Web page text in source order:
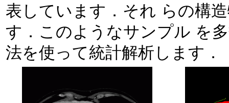
す．このようなサンプル を多数収集し，組織データ解析という手
法を使って統計解析します．